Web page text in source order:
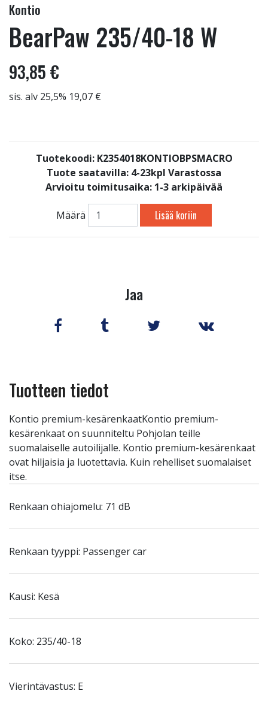
Kontio
BearPaw 235/40-18 W
93,85 €
sis. alv 25,5% 19,07 €
Tuotekoodi: K2354018KONTIOBPSMACRO
Tuote saatavilla: 4-23kpl Varastossa
Arvioitu toimitusaika: 1-3 arkipäivää
Määrä Lisää koriin
Jaa
Tuotteen tiedot
Kontio premium-kesärenkaatKontio premium-
kesärenkaat on suunniteltu Pohjolan teille
suomalaiselle autoilijalle. Kontio premium-kesärenkaat
ovat hiljaisia ja luotettavia. Kuin rehelliset suomalaiset
itse.
Renkaan ohiajomelu: 71 dB
Renkaan tyyppi: Passenger car
Kausi: Kesä
Koko: 235/40-18
Vierintävastus: E